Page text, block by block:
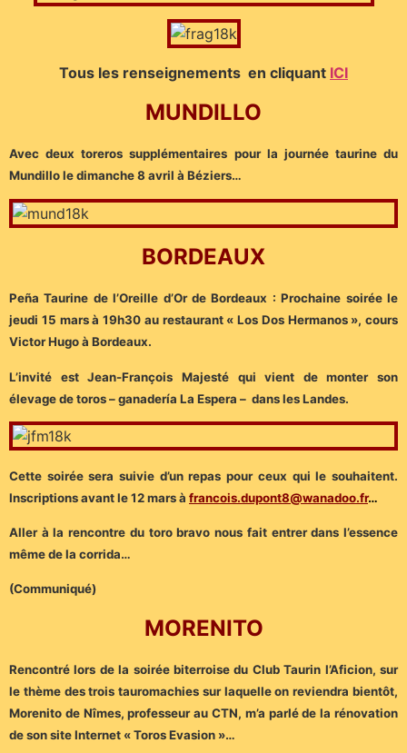
Tous les renseignements en cliquant ICI
MUNDILLO
Avec deux toreros supplémentaires pour la journée taurine du
Mundillo le dimanche 8 avril à Béziers…
BORDEAUX
Peña Taurine de l’Oreille d’Or de Bordeaux : Prochaine soirée le
jeudi 15 mars à 19h30 au restaurant « Los Dos Hermanos », cours
Victor Hugo à Bordeaux.
L’invité est Jean-François Majesté qui vient de monter son
élevage de toros – ganadería La Espera – dans les Landes.
Cette soirée sera suivie d’un repas pour ceux qui le souhaitent.
Inscriptions avant le 12 mars à francois.dupont8@wanadoo.fr…
Aller à la rencontre du toro bravo nous fait entrer dans l’essence
même de la corrida…
(Communiqué)
MORENITO
Rencontré lors de la soirée biterroise du Club Taurin l’Aficion, sur
le thème des trois tauromachies sur laquelle on reviendra bientôt,
Morenito de Nîmes, professeur au CTN, m’a parlé de la rénovation
de son site Internet « Toros Evasion »…